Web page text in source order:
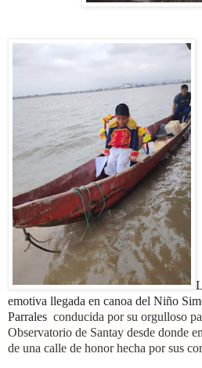
emotiva llegada en canoa del Niño
Parrales conducida por su orgulloso
Observatorio de Santay desde donde
de una calle de honor hecha por sus